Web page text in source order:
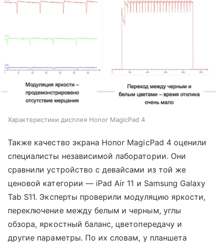
Характеристики дисплея Honor MagicPad 4
Также качество экрана Honor MagicPad 4 оценили
специалисты независимой лаборатории. Они
сравнили устройство с девайсами из той же
ценовой категории — iPad Air 11 и Samsung Galaxy
Tab S11. Эксперты проверили модуляцию яркости,
переключение между белым и черным, углы
обзора, яркостный баланс, цветопередачу и
другие параметры. По их словам, у планшета